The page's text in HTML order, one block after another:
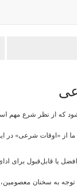
که از نظر شرع مهم
از «اوقات شرعی» در
یا قابل‌قبول برای
توجه به سخنان